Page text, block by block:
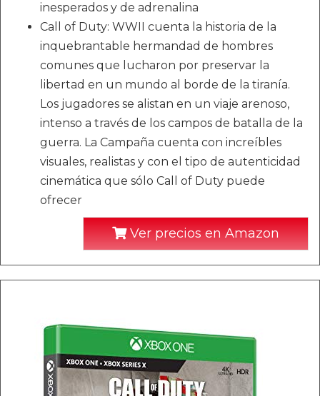
inesperados y de adrenalina
Call of Duty: WWII cuenta la historia de la
inquebrantable hermandad de hombres
comunes que lucharon por preservar la
libertad en un mundo al borde de la tiranía.
Los jugadores se alistan en un viaje arenoso,
intenso a través de los campos de batalla de la
guerra. La Campaña cuenta con increíbles
visuales, realistas y con el tipo de autenticidad
cinemática que sólo Call of Duty puede
ofrecer
Ver precios en Amazon